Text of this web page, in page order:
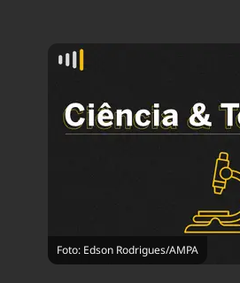
Foto: Edson Rodrigues/AMPA